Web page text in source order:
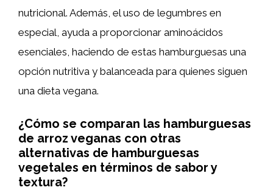
nutricional. Además, el uso de legumbres en
especial, ayuda a proporcionar aminoácidos
esenciales, haciendo de estas hamburguesas una
opción nutritiva y balanceada para quienes siguen
una dieta vegana.
¿Cómo se comparan las hamburguesas
de arroz veganas con otras
alternativas de hamburguesas
vegetales en términos de sabor y
textura?